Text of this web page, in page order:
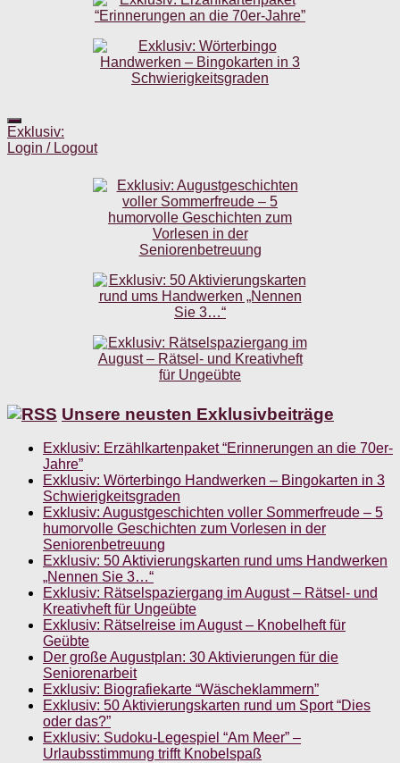
Exklusiv:
Login / Logout
Unsere neusten Exklusivbeiträge
Exklusiv: Erzählkartenpaket “Erinnerungen an die 70er-
Jahre”
Exklusiv: Wörterbingo Handwerken – Bingokarten in 3
Schwierigkeitsgraden
Exklusiv: Augustgeschichten voller Sommerfreude – 5
humorvolle Geschichten zum Vorlesen in der
Seniorenbetreuung
Exklusiv: 50 Aktivierungskarten rund ums Handwerken
„Nennen Sie 3…“
Exklusiv: Rätselspaziergang im August – Rätsel- und
Kreativheft für Ungeübte
Exklusiv: Rätselreise im August – Knobelheft für
Geübte
Der große Augustplan: 30 Aktivierungen für die
Seniorenarbeit
Exklusiv: Biografiekarte “Wäscheklammern”
Exklusiv: 50 Aktivierungskarten rund um Sport “Dies
oder das?”
Exklusiv: Sudoku-Legespiel “Am Meer” –
Urlaubsstimmung trifft Knobelspaß